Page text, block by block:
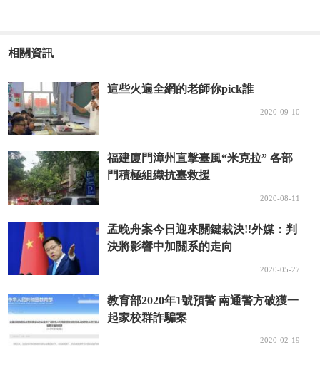
相關資訊
這些火遍全網的老師你pick誰
2020-09-10
福建廈門漳州直擊臺風“米克拉” 各部
門積極組織抗臺救援
2020-08-11
孟晚舟案今日迎來關鍵裁決!!外媒：判
決將影響中加關系的走向
2020-05-27
教育部2020年1號預警 南通警方破獲一
起家校群詐騙案
2020-02-19